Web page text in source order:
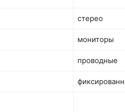
стерео
мониторы
проводные